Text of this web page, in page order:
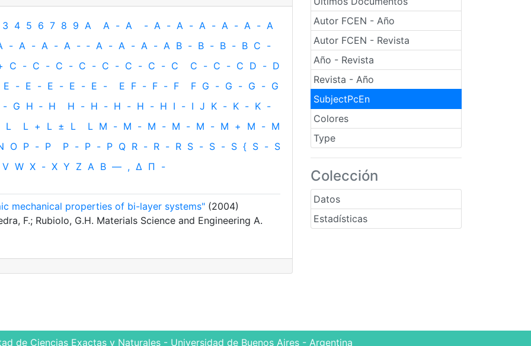
Autor FCEN - Año
Autor FCEN - Revista
Año - Revista
Revista - Año
SubjectPcEn
Colores
Type
Colección
Datos
Estadísticas
3 4 5 6 7 8 9 A A - A - A - A - A - A - A - A
- A - A - A - ‐ A - A - A - A B - B - B - B C -
C - C - C - C - C - C - C - C C - C - C D - D
E - E - E - E - E - E F - F - F F G - G - G - G
- G H ‐ H H - H - H - H - H I - I J K - K - K -
L
L + L ± L L M - M - M - M - M - M + M - M
O P - P P - P - P Q R - R - R S - S - S { S - S
V W X - X Y Z Α Β — , Δ Π -
mechanical properties of bi-layer systems" (2004)
F.; Rubiolo, G.H. Materials Science and Engineering A.
de Ciencias Exactas y Naturales - Universidad de Buenos Aires - Argentina